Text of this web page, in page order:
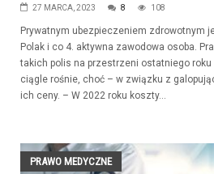
27 MARCA, 2023 8 108
Prywatnym ubezpieczeniem zdrowotnym
Polak i co 4. aktywna zawodowa osoba.
takich polis na przestrzeni ostatniego roku
ciągle rośnie, choć – w związku z
ich ceny. – W 2022 roku koszty...
PRAWO MEDYCZNE